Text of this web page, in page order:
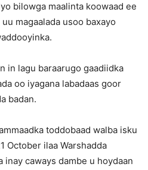
bilowga maalinta koowaad ee
magaalada usoo baxayo
in lagu baraarugo gaadiidka
oo iyagana labadaas goor
badan.
toddobaad walba isku
October ilaa Warshadda
inay caways dambe u hoydaan